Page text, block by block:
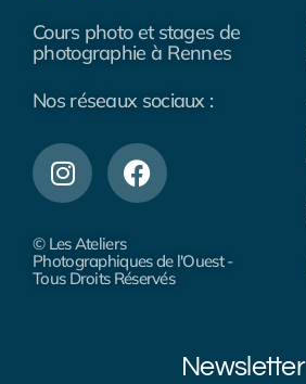
Cours photo et stages de
photographie à Rennes
Nos réseaux sociaux :
© Les Ateliers
Photographiques de l'Ouest -
Tous Droits Réservés
Newsletter